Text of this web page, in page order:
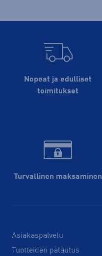
Nopeat ja edulliset
toimitukset
Turvallinen maksaminen
Asiakaspalvelu
Tuotteiden palautus